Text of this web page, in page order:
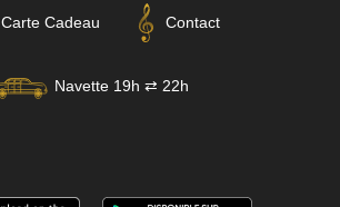
Carte Cadeau Contact
Navette 19h ⇄ 22h